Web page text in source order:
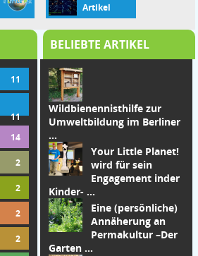
Artikel
11
11
14
2
2
2
2
BELIEBTE ARTIKEL
Wildbienennisthilfe zur
Umweltbildung im Berliner
...
Your Little Planet!
wird für sein
Engagement inder
Kinder- ...
Eine (persönliche)
Annäherung an
Permakultur –Der
Garten ...